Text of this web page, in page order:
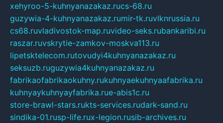
xehyroo-5-kuhnyanazakaz.rucs-68.ru
guzywia-4-kuhnyanazakaz.rumir-tk.ruvlknrussia.ru
cs68.ruvladivostok-map.ruvideo-seks.rubankaribi.ru
raszar.ruvskrytie-zamkov-moskva113.ru
lipetsktelecom.rutovudyi4kuhnyanazakaz.ru
seksuzb.ruguzywia4kuhnyanazakaz.ru
fabrikaofabrikaokuhny.rukuhnyaekuhnyaafabrika.ru
kuhnyaykuhnyayfabrika.rue-abis1c.ru
store-brawl-stars.rukts-services.rudark-sand.ru
sindika-01.rusp-life.rux-legion.rusib-archives.ru